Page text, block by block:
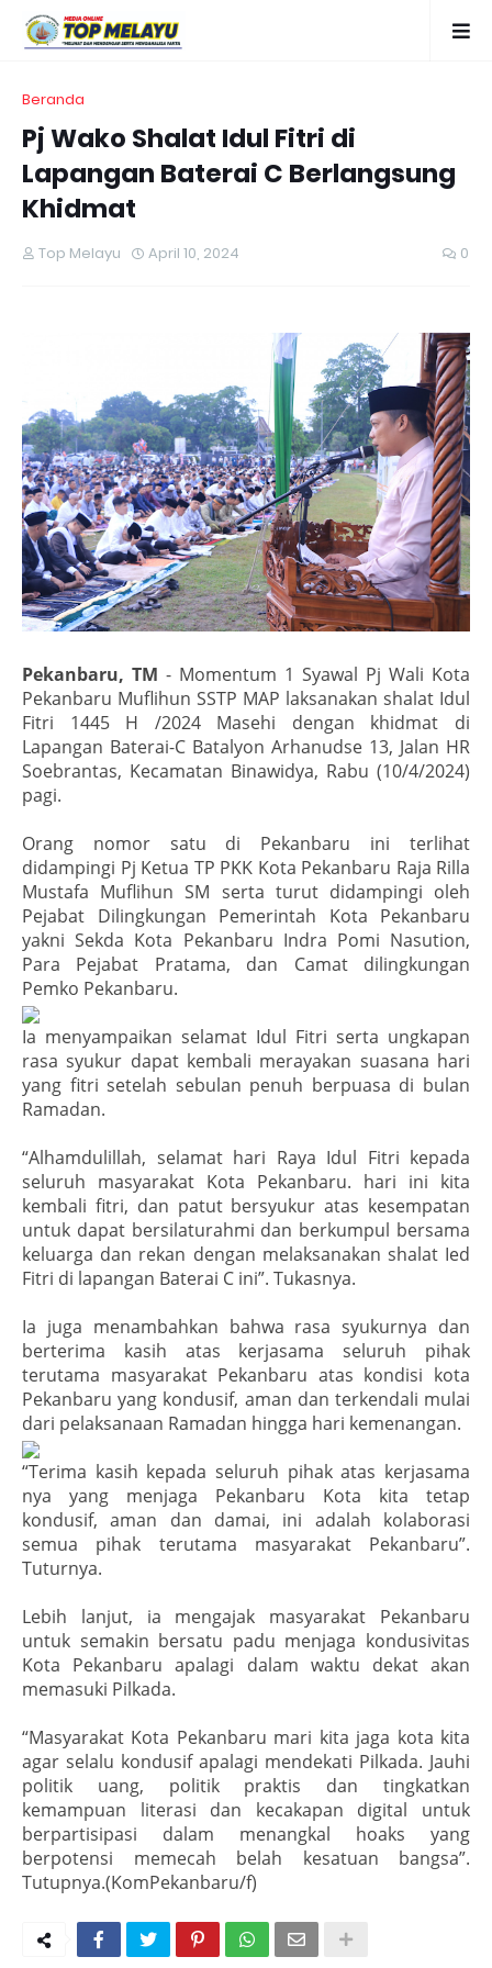
Beranda
Pj Wako Shalat Idul Fitri di
Lapangan Baterai C Berlangsung
Khidmat
Top Melayu April 10, 2024 0
Pekanbaru, TM - Momentum 1 Syawal Pj Wali Kota
Pekanbaru Muflihun SSTP MAP laksanakan shalat Idul
Fitri 1445 H /2024 Masehi dengan khidmat di
Lapangan Baterai-C Batalyon Arhanudse 13, Jalan HR
Soebrantas, Kecamatan Binawidya, Rabu (10/4/2024)
pagi.
Orang nomor satu di Pekanbaru ini terlihat
didampingi Pj Ketua TP PKK Kota Pekanbaru Raja Rilla
Mustafa Muflihun SM serta turut didampingi oleh
Pejabat Dilingkungan Pemerintah Kota Pekanbaru
yakni Sekda Kota Pekanbaru Indra Pomi Nasution,
Para Pejabat Pratama, dan Camat dilingkungan
Pemko Pekanbaru.
Ia menyampaikan selamat Idul Fitri serta ungkapan
rasa syukur dapat kembali merayakan suasana hari
yang fitri setelah sebulan penuh berpuasa di bulan
Ramadan.
“Alhamdulillah, selamat hari Raya Idul Fitri kepada
seluruh masyarakat Kota Pekanbaru. hari ini kita
kembali fitri, dan patut bersyukur atas kesempatan
untuk dapat bersilaturahmi dan berkumpul bersama
keluarga dan rekan dengan melaksanakan shalat Ied
Fitri di lapangan Baterai C ini”. Tukasnya.
Ia juga menambahkan bahwa rasa syukurnya dan
berterima kasih atas kerjasama seluruh pihak
terutama masyarakat Pekanbaru atas kondisi kota
Pekanbaru yang kondusif, aman dan terkendali mulai
dari pelaksanaan Ramadan hingga hari kemenangan.
“Terima kasih kepada seluruh pihak atas kerjasama
nya yang menjaga Pekanbaru Kota kita tetap
kondusif, aman dan damai, ini adalah kolaborasi
semua pihak terutama masyarakat Pekanbaru”.
Tuturnya.
Lebih lanjut, ia mengajak masyarakat Pekanbaru
untuk semakin bersatu padu menjaga kondusivitas
Kota Pekanbaru apalagi dalam waktu dekat akan
memasuki Pilkada.
“Masyarakat Kota Pekanbaru mari kita jaga kota kita
agar selalu kondusif apalagi mendekati Pilkada. Jauhi
politik uang, politik praktis dan tingkatkan
kemampuan literasi dan kecakapan digital untuk
berpartisipasi dalam menangkal hoaks yang
berpotensi memecah belah kesatuan bangsa”.
Tutupnya.(KomPekanbaru/f)